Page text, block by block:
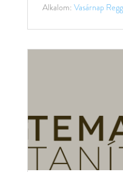
Alkalom: Vasárnap